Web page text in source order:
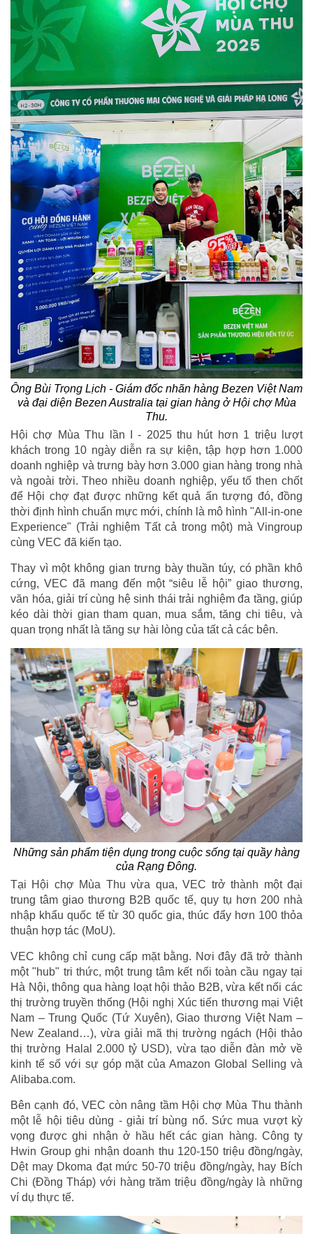
Ông Bùi Trọng Lịch - Giám đốc nhãn hàng Bezen Việt Nam
và đại diện Bezen Australia tại gian hàng ở Hội chợ Mùa
Thu.
Hội chợ Mùa Thu lần I - 2025 thu hút hơn 1 triệu lượt
khách trong 10 ngày diễn ra sự kiện, tập hợp hơn 1.000
doanh nghiệp và trưng bày hơn 3.000 gian hàng trong nhà
và ngoài trời. Theo nhiều doanh nghiệp, yếu tố then chốt
để Hội chợ đạt được những kết quả ấn tượng đó, đồng
thời định hình chuẩn mực mới, chính là mô hình "All-in-one
Experience" (Trải nghiệm Tất cả trong một) mà Vingroup
cùng VEC đã kiến tạo.
Thay vì một không gian trưng bày thuần túy, có phần khô
cứng, VEC đã mang đến một “siêu lễ hội” giao thương,
văn hóa, giải trí cùng hệ sinh thái trải nghiệm đa tầng, giúp
kéo dài thời gian tham quan, mua sắm, tăng chi tiêu, và
quan trọng nhất là tăng sự hài lòng của tất cả các bên.
Những sản phẩm tiện dụng trong cuộc sống tại quầy hàng
của Rạng Đông.
Tại Hội chợ Mùa Thu vừa qua, VEC trở thành một đại
trung tâm giao thương B2B quốc tế, quy tụ hơn 200 nhà
nhập khẩu quốc tế từ 30 quốc gia, thúc đẩy hơn 100 thỏa
thuận hợp tác (MoU).
VEC không chỉ cung cấp mặt bằng. Nơi đây đã trở thành
một "hub" tri thức, một trung tâm kết nối toàn cầu ngay tại
Hà Nội, thông qua hàng loạt hội thảo B2B, vừa kết nối các
thị trường truyền thống (Hội nghị Xúc tiến thương mại Việt
Nam – Trung Quốc (Tứ Xuyên), Giao thương Việt Nam –
New Zealand…), vừa giải mã thị trường ngách (Hội thảo
thị trường Halal 2.000 tỷ USD), vừa tạo diễn đàn mở về
kinh tế số với sự góp mặt của Amazon Global Selling và
Alibaba.com.
Bên cạnh đó, VEC còn nâng tầm Hội chợ Mùa Thu thành
một lễ hội tiêu dùng - giải trí bùng nổ. Sức mua vượt kỳ
vọng được ghi nhận ở hầu hết các gian hàng. Công ty
Hwin Group ghi nhận doanh thu 120-150 triệu đồng/ngày,
Dệt may Dkoma đạt mức 50-70 triệu đồng/ngày, hay Bích
Chi (Đồng Tháp) với hàng trăm triệu đồng/ngày là những
ví dụ thực tế.